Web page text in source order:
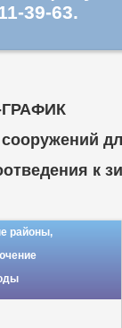
39-63.
к
районы,